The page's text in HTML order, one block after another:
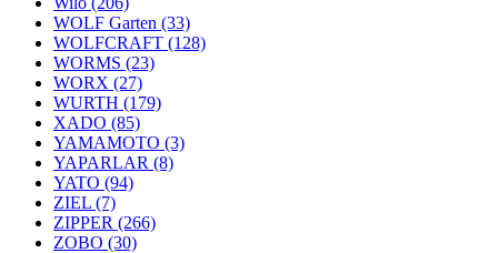
WOLF Garten (33)
WOLFCRAFT (128)
WORMS (23)
WORX (27)
WURTH (179)
XADO (85)
YAMAMOTO (3)
YAPARLAR (8)
YATO (94)
ZIEL (7)
ZIPPER (266)
ZOBO (30)